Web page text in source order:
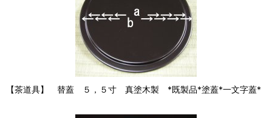
【茶道具】 替蓋 ５，５寸 真塗木製 *既製品*塗蓋*一文字蓋*